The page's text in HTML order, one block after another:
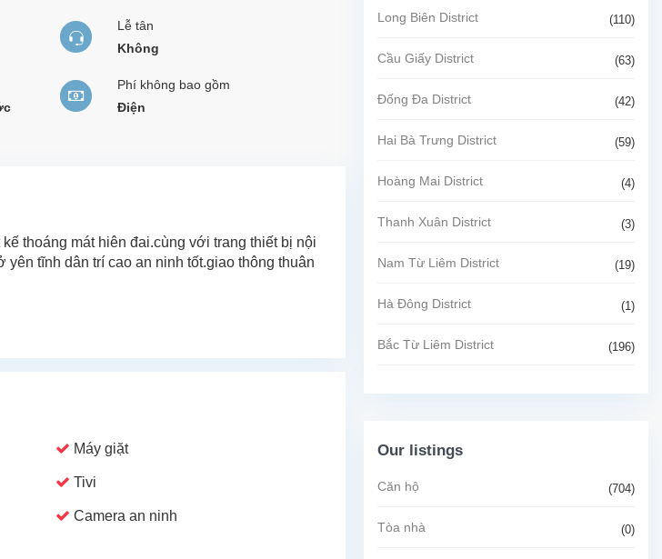
Lễ tân
Không
Phí không bao gồm
Điện
thoáng mát hiên đai.cùng với trang thiết bị nội
tĩnh dân trí cao an ninh tốt.giao thông thuân
Máy giặt
Tivi
Camera an ninh
Long Biên District (110)
Cầu Giấy District (63)
Đống Đa District (42)
Hai Bà Trưng District (59)
Hoàng Mai District (4)
Thanh Xuân District (3)
Nam Từ Liêm District (19)
Hà Đông District (1)
Bắc Từ Liêm District (196)
Our listings
Căn hộ (704)
Tòa nhà (0)